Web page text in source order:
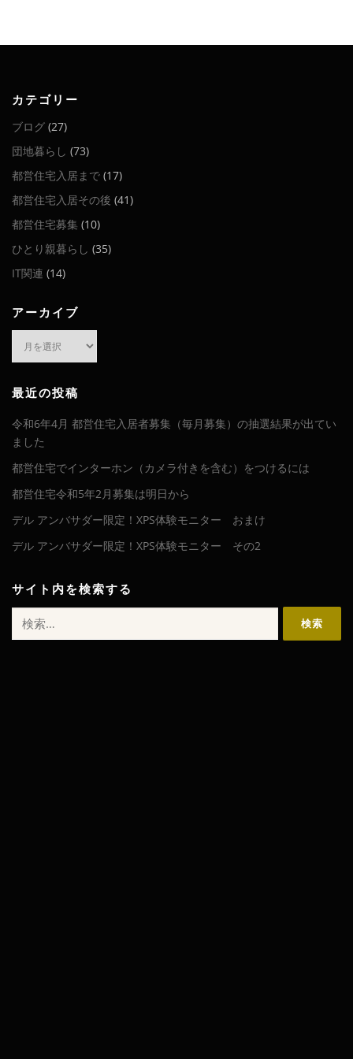
カテゴリー
ブログ (27)
団地暮らし (73)
都営住宅入居まで (17)
都営住宅入居その後 (41)
都営住宅募集 (10)
ひとり親暮らし (35)
IT関連 (14)
アーカイブ
イ
最近の投稿
令和6年4月 都営住宅入居者募集（毎月募集）の抽選結果が出てい
ました
都営住宅でインターホン（カメラ付きを含む）をつけるには
都営住宅令和5年2月募集は明日から
デル アンバサダー限定！XPS体験モニター おまけ
デル アンバサダー限定！XPS体験モニター その2
サイト内を検索する
索: